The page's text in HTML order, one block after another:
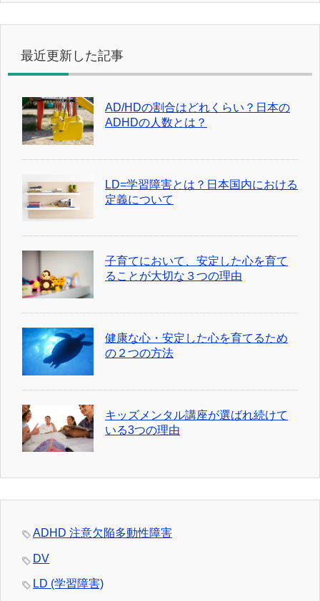
最近更新した記事
AD/HDの割合はどれくらい？日本の
ADHDの人数とは？
LD=学習障害とは？日本国内における
定義について
子育てにおいて、安定した心を育て
ることが大切な３つの理由
健康な心・安定した心を育てるため
の２つの方法
キッズメンタル講座が選ばれ続けて
いる3つの理由
ADHD 注意欠陥多動性障害
DV
LD (学習障害)